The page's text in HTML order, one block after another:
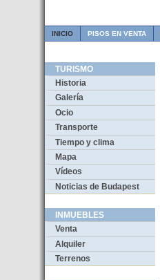
INICIO PISOS EN VENTA
TURISMO
Historia
Galería
Ocio
Transporte
Tiempo y clima
Mapa
Vídeos
Noticias de Budapest
INMUEBLES
Venta
Alquiler
Terrenos